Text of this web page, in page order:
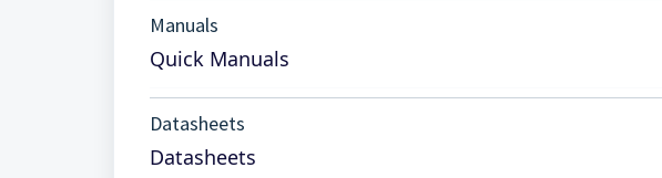
Manuals
Quick Manuals
Datasheets
Datasheets